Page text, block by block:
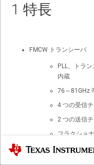
1 特長
FMCW トランシーバ
PLL、トラ
内蔵
76～81GHz
4 つの受信
2 つの送信
フラクショ
Texas Instruments